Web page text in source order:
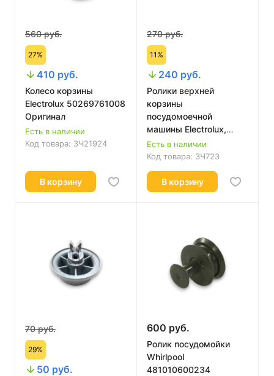
560 руб.
27%
410 руб.
Колесо корзины
Electrolux 50269761008
Оригинал
Есть в наличии
Код товара: ЗЧ21924
В корзину
270 руб.
11%
240 руб.
Ролики верхней
корзины
посудомоечной
машины Electrolux,
Zanussi, AEG
50286967000
Есть в наличии
Код товара: ЗЧ723
В корзину
70 руб.
29%
50 руб.
600 руб.
Ролик посудомойки
Whirlpool
481010600234